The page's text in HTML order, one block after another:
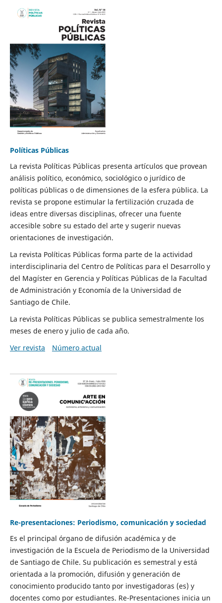
Políticas Públicas
La revista Políticas Públicas presenta artículos que provean
análisis político, económico, sociológico o jurídico de
políticas públicas o de dimensiones de la esfera pública. La
revista se propone estimular la fertilización cruzada de
ideas entre diversas disciplinas, ofrecer una fuente
accesible sobre su estado del arte y sugerir nuevas
orientaciones de investigación.
La revista Políticas Públicas forma parte de la actividad
interdisciplinaria del Centro de Políticas para el Desarrollo y
del Magíster en Gerencia y Políticas Públicas de la Facultad
de Administración y Economía de la Universidad de
Santiago de Chile.
La revista Políticas Públicas se publica semestralmente los
meses de enero y julio de cada año.
Ver revista
Número actual
Re-presentaciones: Periodismo, comunicación y sociedad
Es el principal órgano de difusión académica y de
investigación de la Escuela de Periodismo de la Universidad
de Santiago de Chile. Su publicación es semestral y está
orientada a la promoción, difusión y generación de
conocimiento producido tanto por investigadoras (es) y
docentes como por estudiantes. Re-Presentaciones inicia un